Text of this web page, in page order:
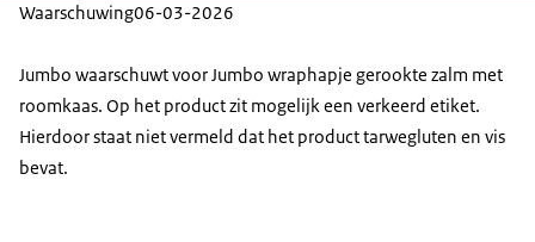
Waarschuwing06-03-2026
Jumbo waarschuwt voor Jumbo wraphapje gerookte zalm met
roomkaas. Op het product zit mogelijk een verkeerd etiket.
Hierdoor staat niet vermeld dat het product tarwegluten en vis
bevat.